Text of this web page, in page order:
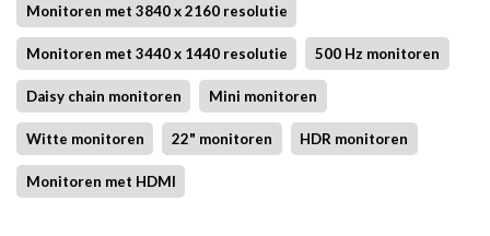
Monitoren met 3840 x 2160 resolutie
Monitoren met 3440 x 1440 resolutie 500 Hz monitoren
Daisy chain monitoren Mini monitoren
Witte monitoren 22" monitoren HDR monitoren
Monitoren met HDMI